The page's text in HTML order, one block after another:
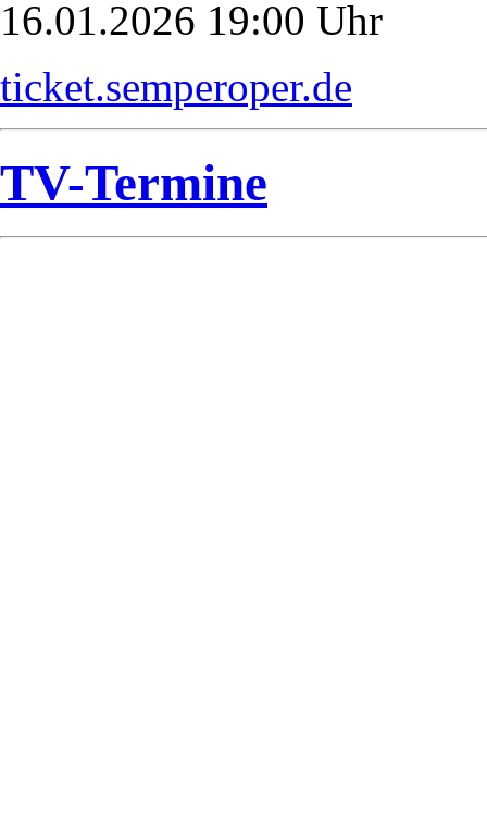
16.01.2026 19:00 Uhr
ticket.semperoper.de
TV-Termine